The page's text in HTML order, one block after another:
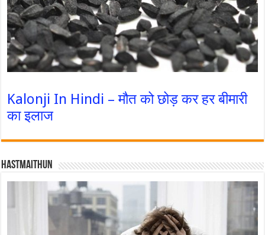
Kalonji In Hindi – मौत को छोड़ कर हर बीमारी
का इलाज
Hastmaithun